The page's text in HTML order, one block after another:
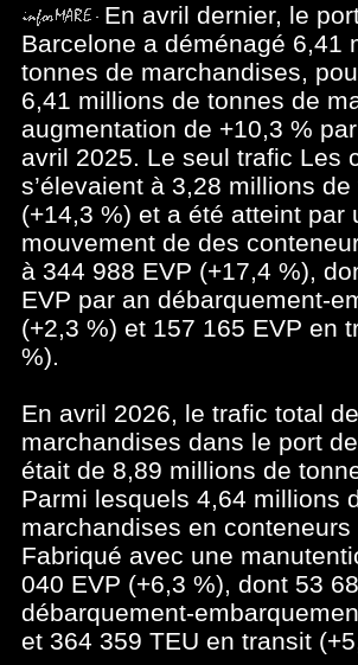
En avril dernier, le
Barcelone a déménagé 6,41
tonnes de marchandises,
6,41 millions de tonnes de
augmentation de +10,3 %
avril 2025. Le seul trafic Les
s’élevaient à 3,28 millions de
(+14,3 %) et a été atteint par
mouvement de des
à 344 988 EVP (+17,4 %),
EVP par an débarquement-
(+2,3 %) et 157 165 EVP en
%).
En avril 2026, le trafic total de
marchandises dans le port
était de 8,89 millions de
Parmi lesquels 4,64 millions
marchandises en conteneurs
Fabriqué avec une
040 EVP (+6,3 %), dont 53
débarquement-
et 364 359 TEU en transit